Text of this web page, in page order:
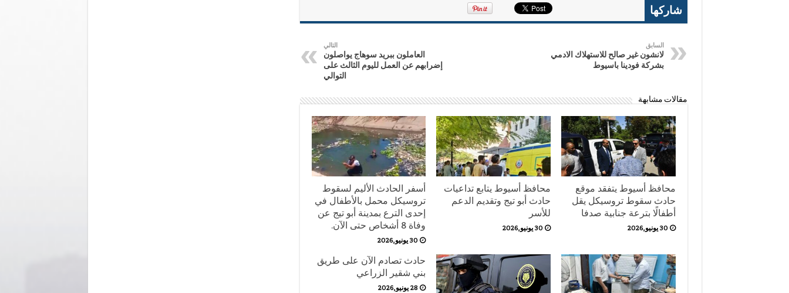
شاركها
السابق
لانشون غير صالح للاستهلاك الادمي
بشركة فودينا باسيوط
التالي
العاملون ببريد سوهاج يواصلون
إضرابهم عن العمل لليوم الثالث على
التوالي
مقالات مشابهة
محافظ أسيوط يتفقد موقع
حادث سقوط تروسيكل يقل
أطفالًا بترعة جنابية صدفا
30 يونيو,2026
محافظ أسيوط يتابع تداعيات
حادث أبو تيج وتقديم الدعم
للأسر
30 يونيو,2026
أسفر الحادث الأليم لسقوط
تروسيكل محمل بالأطفال في
إحدى الترع بمدينة أبو تيج عن
وفاة 8 أشخاص حتى الآن.
30 يونيو,2026
حادث تصادم الآن على طريق
بني شقير الزراعي
28 يونيو,2026